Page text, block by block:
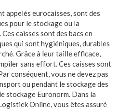
appelés eurocaisses, sont des
pour le stockage ou la
caisses sont des bacs en
qui sont hygiéniques, durables
Grâce à leur taille efficace,
sans effort. Ces caisses sont
conséquent, vous ne devez pas
ou pendant le stockage des
stockage Euronorm. Dans la
Online, vous êtes assuré